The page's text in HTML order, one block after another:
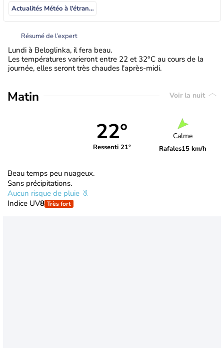
Actualités Météo à l'étranger
Résumé de l’expert
Lundi à Beloglinka, il fera beau.
Les températures varieront entre 22 et 32°C au cours de la
journée, elles seront très chaudes l'après-midi.
Matin Voir la nuit
22°
Ressenti 21°
Calme
Rafales15 km/h
Beau temps peu nuageux.
Sans précipitations.
Aucun risque de pluie
Indice UV8 Très fort